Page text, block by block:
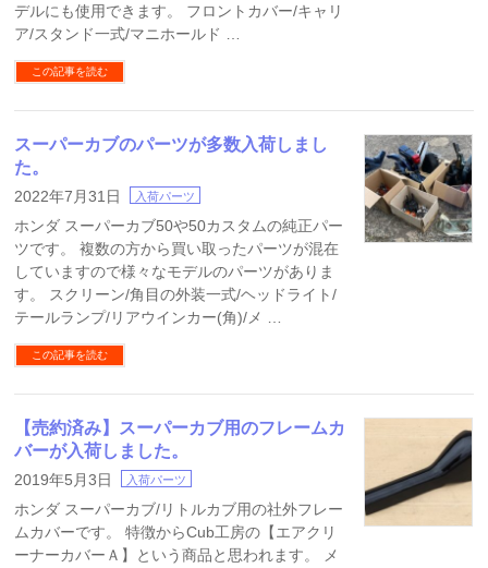
デルにも使用できます。 フロントカバー/キャリ
ア/スタンド一式/マニホールド …
この記事を読む
スーパーカブのパーツが多数入荷しまし
た。
2022年7月31日 入荷パーツ
ホンダ スーパーカブ50や50カスタムの純正パー
ツです。 複数の方から買い取ったパーツが混在
していますので様々なモデルのパーツがありま
す。 スクリーン/角目の外装一式/ヘッドライト/
テールランプ/リアウインカー(角)/メ …
この記事を読む
【売約済み】スーパーカブ用のフレームカ
バーが入荷しました。
2019年5月3日 入荷パーツ
ホンダ スーパーカブ/リトルカブ用の社外フレー
ムカバーです。 特徴からCub工房の【エアクリ
ーナーカバーＡ】という商品と思われます。 メ